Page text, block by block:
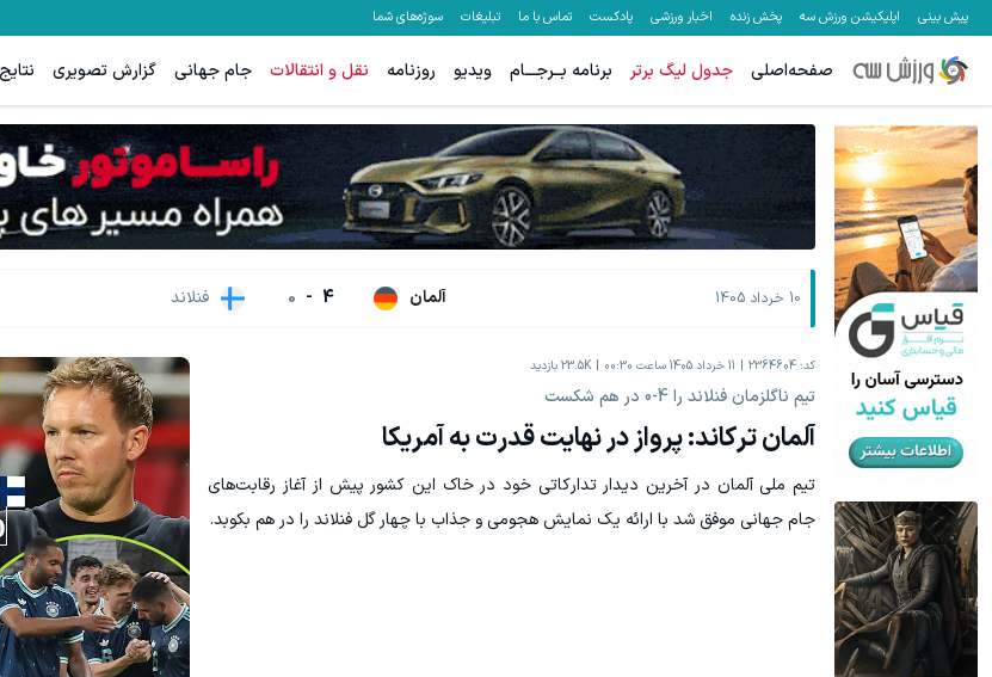
پیش بینی اپلیکیشن ورزش سه پخش زنده اخبار ورزشی پادکست تماس با ما تبلیغات سوژه‌های شما
صفحه‌اصلی جدول لیگ برتر برنامه بــرجـــام ویدیو روزنامه نقل و انتقالات جام جهانی گزارش تصویری
10 خرداد 1405 آلمان 4
-
0 فنلاند
کد: 2364604 11 خرداد 1405 ساعت 00:30 23.5K بازدید
تیم ناگلزمان فنلاند را 4-0 در هم شکست
آلمان ترکاند: پرواز در نهایت قدرت به آمریکا
‫تیم ملی آلمان در آخرین دیدار تدارکاتی خود در خاک این کشور پیش از آغاز رقابت‌های
جام جهانی موفق شد با ارائه یک نمایش هجومی و جذاب با چهار گل فنلاند را در هم بکوبد.
معاملات فارکس اسپرد از صفر و تا ۵۰۰ دلار بونوس معاملات جهانی طلا با اسپرد صفر و تا ۵۰۰ دلار بونوس ترید EURUSD با اسپرد از صفر پیپ
۳ دلار پاداش در هر لات معاملاتی در بروکر اینوسلو میدونستی میتونی از